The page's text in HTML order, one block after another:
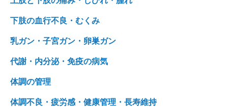
下肢の血行不良・むくみ
乳ガン・子宮ガン・卵巣ガン
代謝・内分泌・免疫の病気
体調の管理
体調不良・疲労感・健康管理・長寿維持